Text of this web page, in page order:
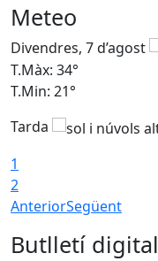
Meteo
Divendres, 7 d’agost
T.Màx: 34°
T.Min: 21°
Tarda
1
2
AnteriorSegüent
Butlletí digital